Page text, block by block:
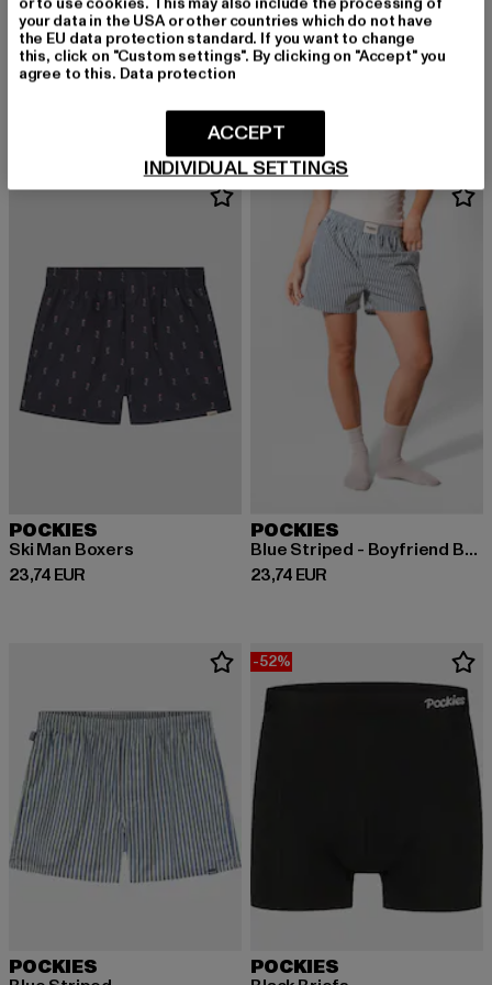
POCKIES
TC Striped - Boyfriend Boxers
Derzeitiger Preis: 23,74 EUR
POCKIES
Sage
POCKIES
Ski Man Boxers
23,74 EUR
Derzeitiger Preis: 23,74 EUR
POCKIES
Blue Striped - Boyfriend Boxers
23,74 EUR
Derzeitiger Preis: 23,74 EUR
POCKIES
-52%
POCKIES
your data in the USA or other countries which do not have
the EU data protection standard. If you want to change
this, click on "Custom settings". By clicking on "Accept" you
agree to this. Data protection
INDIVIDUAL SETTINGS
ACCEPT